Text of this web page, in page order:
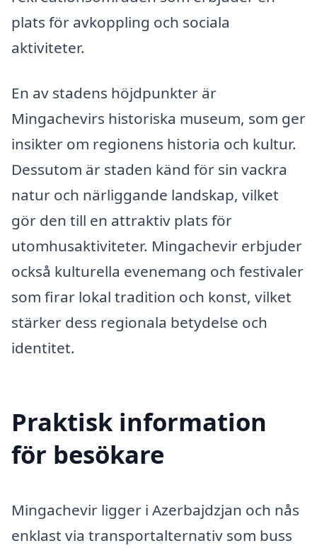
plats för avkoppling och sociala
aktiviteter.
En av stadens höjdpunkter är
Mingachevirs historiska museum, som ger
insikter om regionens historia och kultur.
Dessutom är staden känd för sin vackra
natur och närliggande landskap, vilket
gör den till en attraktiv plats för
utomhusaktiviteter. Mingachevir erbjuder
också kulturella evenemang och festivaler
som firar lokal tradition och konst, vilket
stärker dess regionala betydelse och
identitet.
Praktisk information
för besökare
Mingachevir ligger i Azerbajdzjan och nås
enklast via transportalternativ som buss